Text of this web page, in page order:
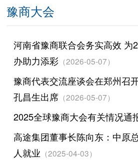
豫商大会
河南省豫商联合会务实高效 为
办助力添彩（2026-05-07）
豫商代表交流座谈会在郑州召
孔昌生出席（2026-05-07）
2025全球豫商大会有关情况通
高途集团董事长陈向东：中原
人就业 （2025-04-03）